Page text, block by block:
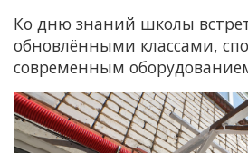
Ко дню знаний школы
обновлёнными классами,
современным